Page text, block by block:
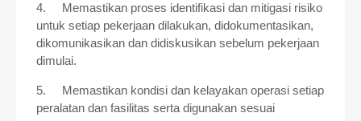
4.
Memastikan proses identifikasi dan mitigasi risiko
untuk setiap pekerjaan dilakukan, didokumentasikan,
dikomunikasikan dan didiskusikan sebelum pekerjaan
dimulai.
5.
Memastikan kondisi dan kelayakan operasi setiap
peralatan dan fasilitas serta digunakan sesuai